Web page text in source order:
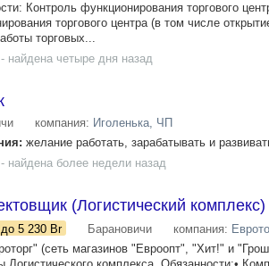
Контроль функционирования торгового
торгового центра (в том числе
торговых...
- найдена четыре дня назад
компания: Иголенька, ЧП
желание работать, зарабатывать и
- найдена более недели назад
(Логистический комплекс)
до 5 230 Br Барановичи компания:
(сеть магазинов "Евроопт", "Хит!" и